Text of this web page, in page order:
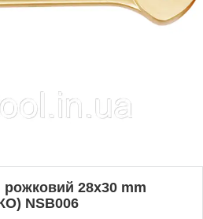
28x30 mm
NSB006